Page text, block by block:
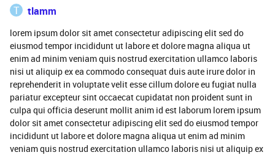
T tlamm
lorem ipsum dolor sit amet consectetur adipiscing elit sed do
eiusmod tempor incididunt ut labore et dolore magna aliqua ut
enim ad minim veniam quis nostrud exercitation ullamco laboris
nisi ut aliquip ex ea commodo consequat duis aute irure dolor in
reprehenderit in voluptate velit esse cillum dolore eu fugiat nulla
pariatur excepteur sint occaecat cupidatat non proident sunt in
culpa qui officia deserunt mollit anim id est laborum lorem ipsum
dolor sit amet consectetur adipiscing elit sed do eiusmod tempor
incididunt ut labore et dolore magna aliqua ut enim ad minim
veniam quis nostrud exercitation ullamco laboris nisi ut aliquip ex